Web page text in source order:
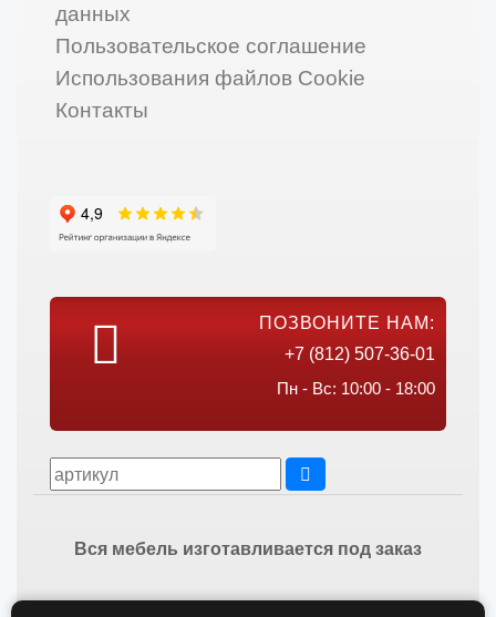
данных
Пользовательское соглашение
Использования файлов Cookie
Контакты
ПОЗВОНИТЕ НАМ:
+7 (812) 507-36-01
Пн - Вс: 10:00 - 18:00
Вся мебель изготавливается под заказ